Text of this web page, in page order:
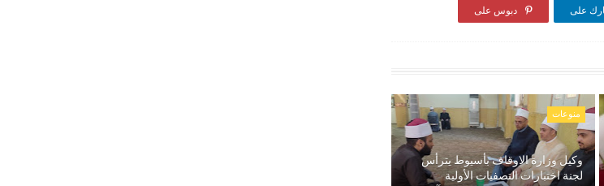
على دبوس على
منوعات
وكيل وزارة الاوقاف بأسيوط يترأس
لجنة اختبارات التصفيات الأولية